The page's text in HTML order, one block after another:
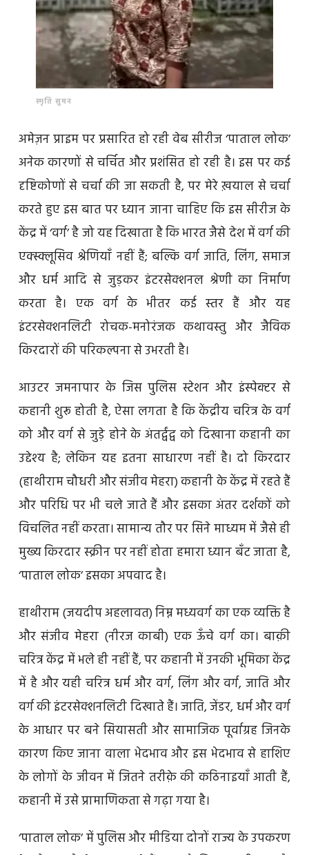
स्मृति सुमन
अमेज़न प्राइम पर प्रसारित हो रही वेब सीरीज ‘पाताल लोक’
अनेक कारणों से चर्चित और प्रशंसित हो रही है। इस पर कई
दृष्टिकोणों से चर्चा की जा सकती है, पर मेरे ख़याल से चर्चा
करते हुए इस बात पर ध्यान जाना चाहिए कि इस सीरीज के
केंद्र में ‘वर्ग’ है जो यह दिखाता है कि भारत जैसे देश में वर्ग की
एक्स्क्लूसिव श्रेणियाँ नहीं हैं; बल्कि वर्ग जाति, लिंग, समाज
और धर्म आदि से जुड़कर इंटरसेक्शनल श्रेणी का निर्माण
करता है। एक वर्ग के भीतर कई स्तर हैं और यह
इंटरसेक्शनलिटी रोचक-मनोरंजक कथावस्तु और जैविक
किरदारों की परिकल्पना से उभरती है।
आउटर जमनापार के जिस पुलिस स्टेशन और इंस्पेक्टर से
कहानी शुरू होती है, ऐसा लगता है कि केंद्रीय चरित्र के वर्ग
को और वर्ग से जुड़े होने के अंतर्द्वंद्व को दिखाना कहानी का
उद्देश्य है; लेकिन यह इतना साधारण नहीं है। दो किरदार
(हाथीराम चौधरी और संजीव मेहरा) कहानी के केंद्र में रहते हैं
और परिधि पर भी चले जाते हैं और इसका अंतर दर्शकों को
विचलित नहीं करता। सामान्य तौर पर सिने माध्यम में जैसे ही
मुख्य किरदार स्क्रीन पर नहीं होता हमारा ध्यान बँट जाता है,
‘पाताल लोक’ इसका अपवाद है।
हाथीराम (जयदीप अहलावत) निम्न मध्यवर्ग का एक व्यक्ति है
और संजीव मेहरा (नीरज काबी) एक ऊँचे वर्ग का। बाक़ी
चरित्र केंद्र में भले ही नहीं हैं, पर कहानी में उनकी भूमिका केंद्र
में है और यही चरित्र धर्म और वर्ग, लिंग और वर्ग, जाति और
वर्ग की इंटरसेक्शनलिटी दिखाते हैं। जाति, जेंडर, धर्म और वर्ग
के आधार पर बने सियासती और सामाजिक पूर्वाग्रह जिनके
कारण किए जाना वाला भेदभाव और इस भेदभाव से हाशिए
के लोगों के जीवन में जितने तरीक़े की कठिनाइयाँ आती हैं,
कहानी में उसे प्रामाणिकता से गढ़ा गया है।
‘पाताल लोक’ में पुलिस और मीडिया दोनों राज्य के उपकरण